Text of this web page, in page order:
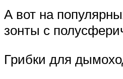
А вот на
зонты с
Грибки для